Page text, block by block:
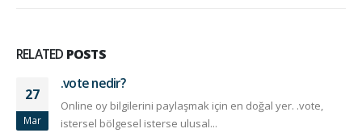
RELATED POSTS
27
Mar
.vote nedir?
Online oy bilgilerini paylaşmak için en doğal yer. .vote,
istersel bölgesel isterse ulusal...